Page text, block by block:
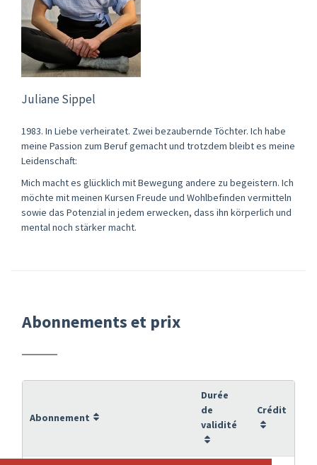
Juliane Sippel
1983. In Liebe verheiratet. Zwei bezaubernde Töchter. Ich habe
meine Passion zum Beruf gemacht und trotzdem bleibt es meine
Leidenschaft:
Mich macht es glücklich mit Bewegung andere zu begeistern. Ich
möchte mit meinen Kursen Freude und Wohlbefinden vermitteln
sowie das Potenzial in jedem erwecken, dass ihn körperlich und
mental noch stärker macht.
Abonnements et prix
Abonnement
Durée
de
validité
Crédit